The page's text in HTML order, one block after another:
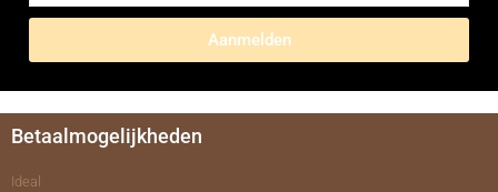
Aanmelden
Betaalmogelijkheden
Ideal